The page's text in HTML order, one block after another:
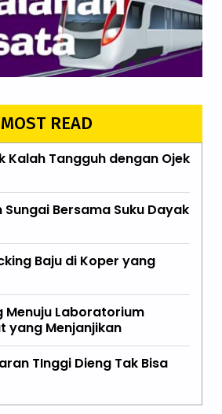
MOST READ
Kalah Tangguh dengan Ojek
Bersama Suku Dayak
Baju di Koper yang
Menuju Laboratorium
yang Menjanjikan
TInggi Dieng Tak Bisa